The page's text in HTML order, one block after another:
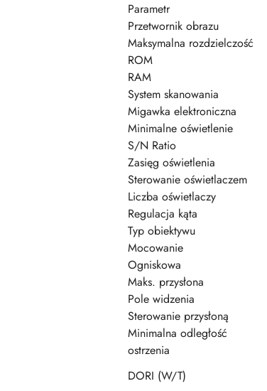
Parametr
Przetwornik obrazu
Maksymalna rozdzielczość
ROM
RAM
System skanowania
Migawka elektroniczna
Minimalne oświetlenie
S/N Ratio
Zasięg oświetlenia
Sterowanie oświetlaczem
Liczba oświetlaczy
Regulacja kąta
Typ obiektywu
Mocowanie
Ogniskowa
Maks. przysłona
Pole widzenia
Sterowanie przysłoną
Minimalna odległość
ostrzenia
DORI (W/T)